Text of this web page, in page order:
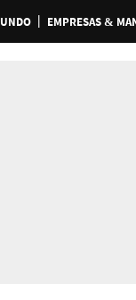
EMPRESAS &